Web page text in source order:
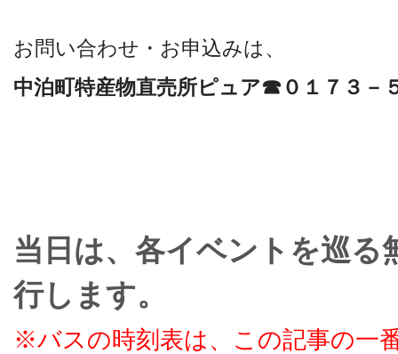
お問い合わせ・お申込みは、
中泊町特産物直売所ピュア☎０１７３－
当日は、各イベントを巡る
行します。
※バスの時刻表は、この記事の一